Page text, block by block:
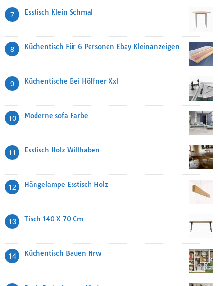
7 Esstisch Klein Schmal
8 Küchentisch Für 6 Personen Ebay Kleinanzeigen
9 Küchentische Bei Höffner Xxl
10 Moderne sofa Farbe
11 Esstisch Holz Willhaben
12 Hängelampe Esstisch Holz
13 Tisch 140 X 70 Cm
14 Küchentisch Bauen Nrw